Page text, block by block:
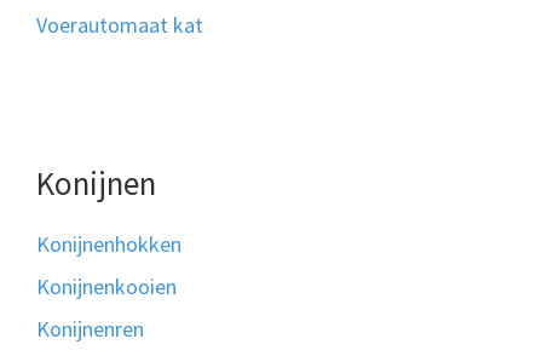
Voerautomaat kat
Konijnen
Konijnenhokken
Konijnenkooien
Konijnenren